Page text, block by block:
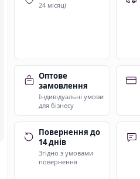
24 місяці
Оптове
замовлення
Індивідуальні умови
для бізнесу
Повернення до
14 днів
Згідно з умовами
повернення